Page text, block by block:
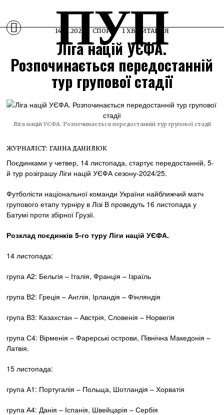
ПУП
14.11.2024 СПОРТ 1 ХВ ЧИТАННЯ
Ліга націй УЄФА.
Розпочинається передостанній
тур групової стадії
Ліга націй УЄФА. Розпочинається передостанній тур групової стадії
ЖУРНАЛІСТ: ГАННА ДАНИЛЮК
Поєдинками у четвер, 14 листопада, стартує передостанній, 5-
й тур розіграшу Ліги націй УЄФА сезону-2024/25.
Футболісти національної команди України найближчий матч
групового етапу турніру в Лізі В проведуть 16 листопада у
Батумі проти збірної Грузії.
Розклад поєдинків 5-го туру Ліги націй УЄФА.
14 листопада:
група А2: Бельгія – Італія, Франція – Ізраїль
група В2: Греція – Англія, Ірландія – Фінляндія
група В3: Казахстан – Австрія, Словенія – Норвегія
група С4: Вірменія – Фарерські острови, Північна Македонія –
Латвія.
15 листопада:
група А1: Португалія – Польща, Шотландія – Хорватія
група А4: Данія – Іспанія, Швейцарія – Сербія